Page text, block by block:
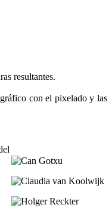
resultantes.
con el pixelado y las